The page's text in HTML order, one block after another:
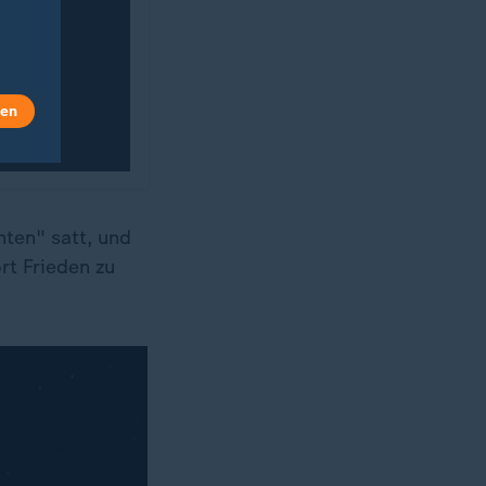
satt, und
Frieden zu